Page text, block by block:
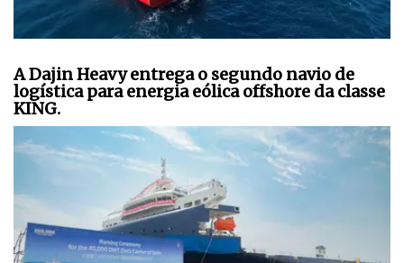
A Dajin Heavy entrega o segundo navio de
logística para energia eólica offshore da classe
KING.